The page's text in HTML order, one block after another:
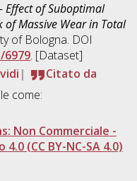
Effect of Suboptimal
Massive Wear in Total
of Bologna. DOI
6979. [Dataset]
Citato da
come:
Non Commerciale -
(CC BY-NC-SA 4.0)